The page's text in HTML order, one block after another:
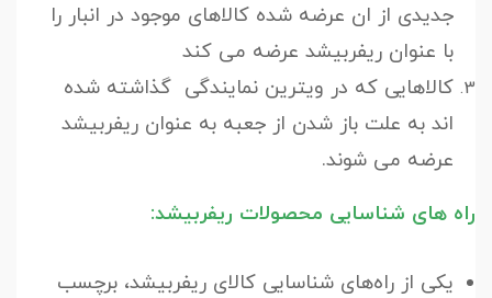
جدیدی از ان عرضه شده کالاهای موجود در انبار را
با عنوان ریفربیشد عرضه می کند
کالاهایی که در ویترین نمایندگی گذاشته شده
اند به علت باز شدن از جعبه به عنوان ریفربیشد
عرضه می شوند.
راه های شناسایی محصولات ریفربیشد:
یکی از راه‌های شناسایی کالای ریفربیشد، برچسب